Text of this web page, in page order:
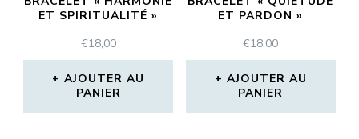
ET SPIRITUALITÉ »
€18,00
AJOUTER AU
PANIER
ET PARDON »
€18,00
AJOUTER AU
PANIER